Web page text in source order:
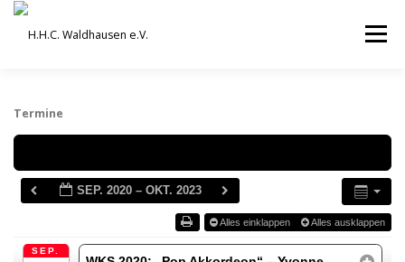
Zum
springen
Menü
ORCHESTER UND ENSEMBLES TERMINE
Termine
SEP. 2020 – OKT. 2023
Alles einklappen Alles ausklappen
SEP.